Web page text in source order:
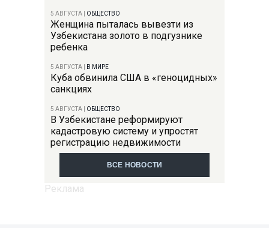
5 АВГУСТА ОБЩЕСТВО
Женщина пыталась вывезти из
Узбекистана золото в подгузнике
ребенка
5 АВГУСТА В МИРЕ
Куба обвинила США в «геноцидных»
санкциях
5 АВГУСТА ОБЩЕСТВО
В Узбекистане реформируют
кадастровую систему и упростят
регистрацию недвижимости
ВСЕ НОВОСТИ